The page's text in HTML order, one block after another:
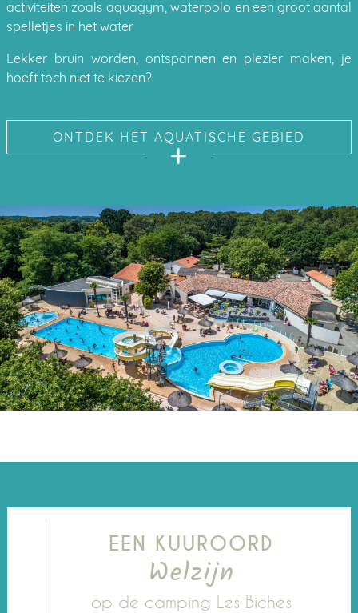
activiteiten zoals aquagym, waterpolo en een groot aantal
spelletjes in het water.
Lekker bruin worden, ontspannen en plezier maken, je
hoeft toch niet te kiezen?
ONTDEK HET AQUATISCHE GEBIED
EEN KUUROORD
Welzijn
op de camping Les Biches